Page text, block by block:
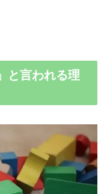
と言われる理